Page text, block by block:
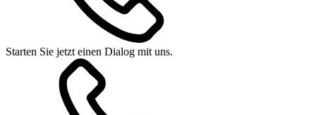
Starten Sie jetzt einen Dialog mit uns.